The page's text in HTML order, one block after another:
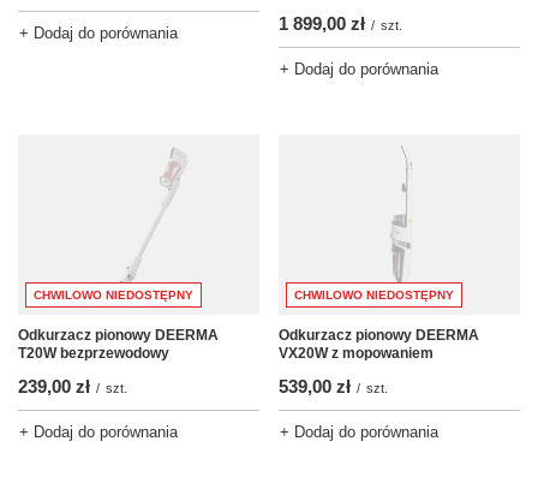
+ Dodaj do porównania 1 899,00 zł / szt.
+ Dodaj do porównania
CHWILOWO NIEDOSTĘPNY
Odkurzacz pionowy DEERMA
T20W bezprzewodowy
239,00 zł / szt.
+ Dodaj do porównania
CHWILOWO NIEDOSTĘPNY
Odkurzacz pionowy DEERMA
VX20W z mopowaniem
539,00 zł / szt.
+ Dodaj do porównania